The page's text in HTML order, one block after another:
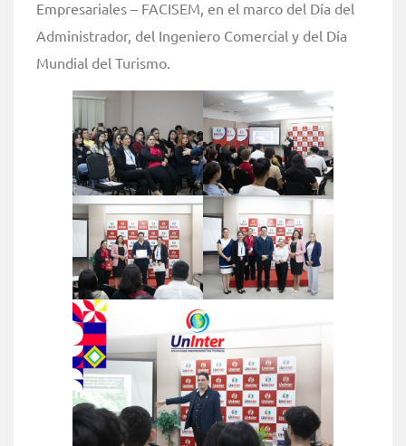
Empresariales – FACISEM, en el marco del Día del
Administrador, del Ingeniero Comercial y del Día
Mundial del Turismo.